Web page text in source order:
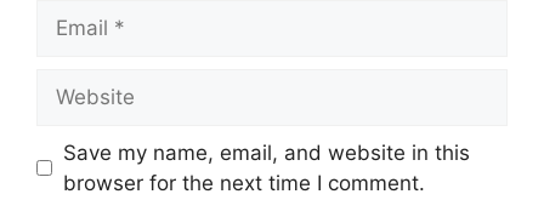
Save my name, email, and website in this
browser for the next time I comment.